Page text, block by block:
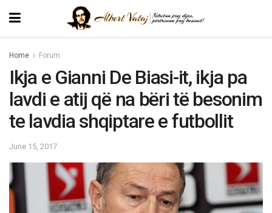
Home Forum
Ikja e Gianni De Biasi-it, ikja pa
lavdi e atij që na bëri të besonim
te lavdia shqiptare e futbollit
June 15, 2017